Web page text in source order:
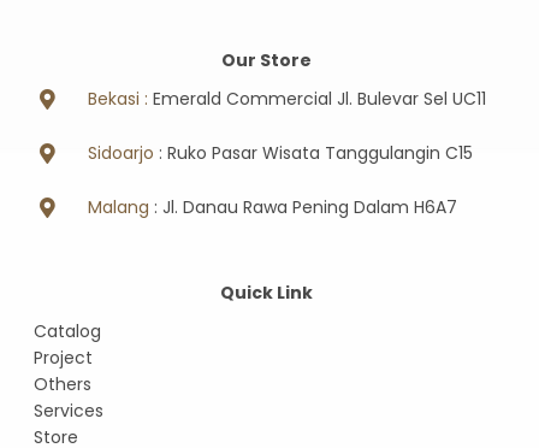
Our Store
Bekasi : Emerald Commercial Jl. Bulevar Sel UC11
Sidoarjo : Ruko Pasar Wisata Tanggulangin C15
Malang : Jl. Danau Rawa Pening Dalam H6A7
Quick Link
Catalog
Project
Others
Services
Store